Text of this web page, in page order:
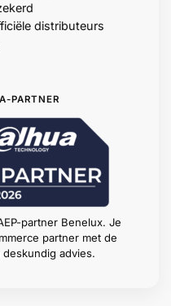
distributeurs
PARTNER
partner Benelux. Je
partner met de
advies.